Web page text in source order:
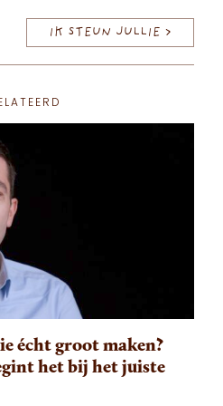
IK STEUN JULLIE >
écht groot maken?
het bij het juiste